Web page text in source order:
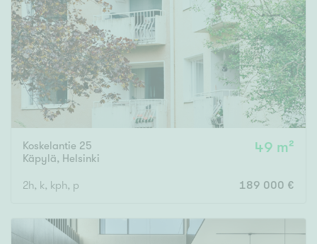
Koskelantie 25
Käpylä, Helsinki
49 m²
2h, k, kph, p 189 000 €